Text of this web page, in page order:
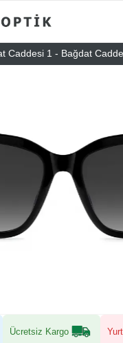
1 - Bağdat Caddesi
Ücretsiz Kargo